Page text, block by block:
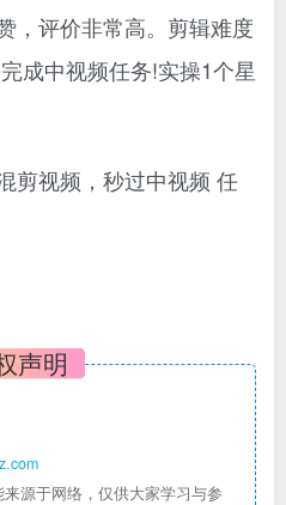
，评价非常高。剪辑难度
成中视频任务!实操1个星
声明
源于网络，仅供大家学习与参